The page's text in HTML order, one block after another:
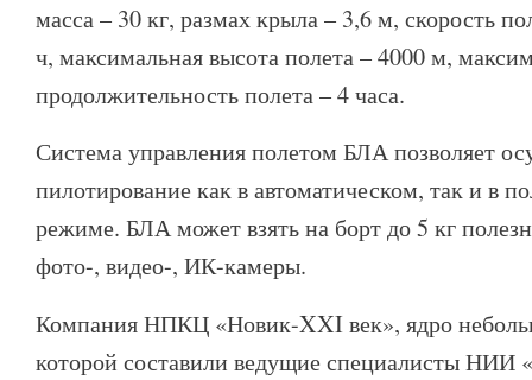
масса – 30 кг, размах крыла – 3,6 м, скорость
ч, максимальная высота полета – 4000 м,
продолжительность полета – 4 часа.
Система управления полетом БЛА позволяет
пилотирование как в автоматическом, так и в
режиме. БЛА может взять на борт до 5 кг
фото-, видео-, ИК-камеры.
Компания НПКЦ «Новик-XXI век», ядро
которой составили ведущие специалисты НИИ